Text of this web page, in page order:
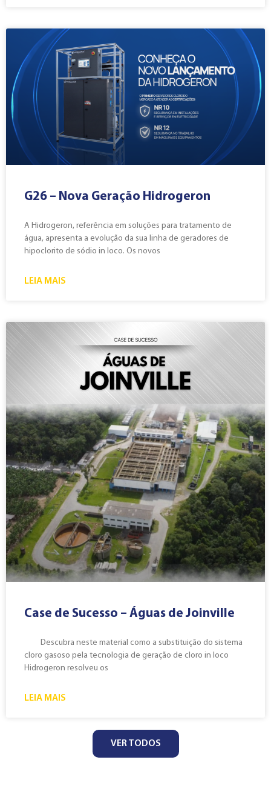
G26 – Nova Geração Hidrogeron
A Hidrogeron, referência em soluções para tratamento de
água, apresenta a evolução da sua linha de geradores de
hipoclorito de sódio in loco. Os novos
LEIA MAIS
Case de Sucesso – Águas de Joinville
Descubra neste material como a substituição do sistema
cloro gasoso pela tecnologia de geração de cloro in loco
Hidrogeron resolveu os
LEIA MAIS
VER TODOS